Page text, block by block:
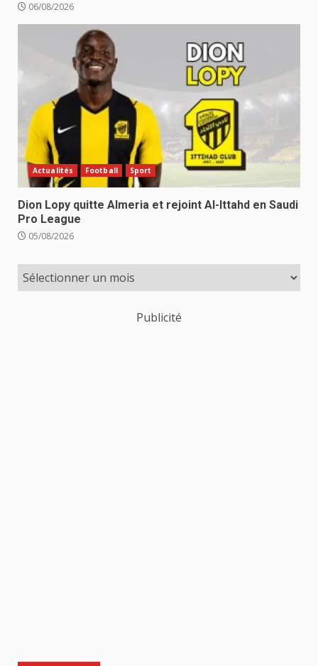
06/08/2026
Actualités Football Sport
Dion Lopy quitte Almeria et rejoint Al-Ittahd en Saudi
Pro League
05/08/2026
Publicité